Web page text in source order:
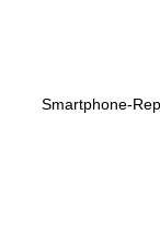
Smartphone-